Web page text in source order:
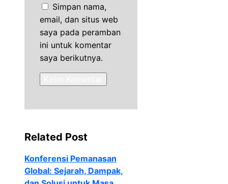
Simpan nama,
email, dan situs web
saya pada peramban
ini untuk komentar
saya berikutnya.
Related Post
Konferensi Pemanasan
Global: Sejarah, Dampak,